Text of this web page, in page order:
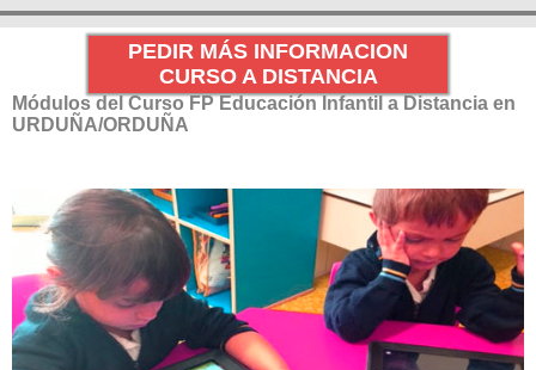
PEDIR MÁS INFORMACION
CURSO A DISTANCIA
Módulos del Curso FP Educación Infantil a Distancia en
URDUÑA/ORDUÑA